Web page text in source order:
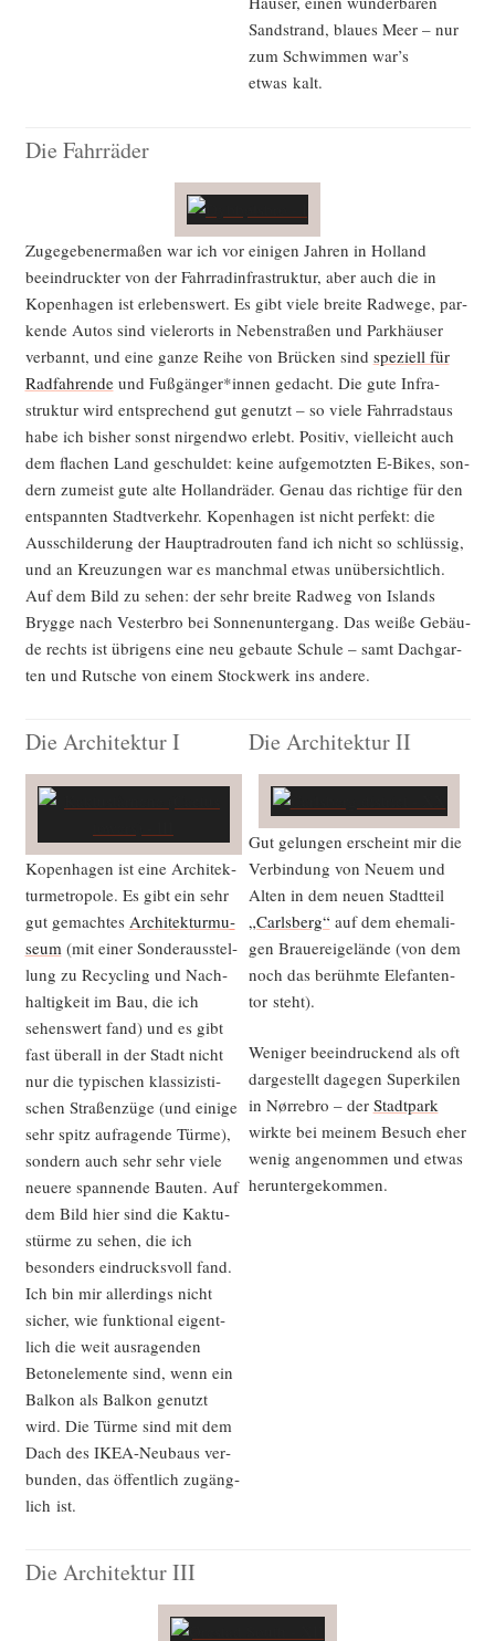
Sand­strand, blau­es Meer – nur
zum Schwim­men war’s
etwas kalt.
Die Fahrräder
Zuge­ge­be­ner­ma­ßen war ich vor eini­gen Jah­ren in Hol­land
beein­druck­ter von der Fahr­rad­in­fra­struk­tur, aber auch die in
Kopen­ha­gen ist erle­bens­wert. Es gibt vie­le brei­te Rad­we­ge, par­
ken­de Autos sind vie­ler­orts in Neben­stra­ßen und Park­häu­ser
ver­bannt, und eine gan­ze Rei­he von Brü­cken sind spe­zi­ell für
Rad­fah­ren­deund Fußgänger*innen gedacht. Die gute Infra­
struk­tur wird ent­spre­chend gut genutzt – so vie­le Fahr­rad­staus
habe ich bis­her sonst nir­gend­wo erlebt. Posi­tiv, viel­leicht auch
dem fla­chen Land geschul­det: kei­ne auf­ge­motz­ten E‑Bikes, son­
dern zumeist gute alte Hol­land­rä­der. Genau das rich­ti­ge für den
ent­spann­ten Stadt­ver­kehr. Kopen­ha­gen ist nicht per­fekt: die
Aus­schil­de­rung der Haupt­rad­rou­ten fand ich nicht so schlüs­sig,
und an Kreu­zun­gen war es manch­mal etwas unüber­sicht­lich.
Auf dem Bild zu sehen: der sehr brei­te Rad­weg von Islands
Bryg­ge nach Ves­ter­bro bei Son­nen­un­ter­gang. Das wei­ße Gebäu­
de rechts ist übri­gens eine neu gebau­te Schu­le – samt Dach­gar­
ten und Rut­sche von einem Stock­werk ins andere.
Die Architektur I
Kopen­ha­gen ist eine Archi­tek­
tur­me­tro­po­le. Es gibt ein sehr
gut gemach­tes Archi­tek­tur­mu­
se­um (mit einer Son­der­aus­stel­
lung zu Recy­cling und Nach­
hal­tig­keit im Bau, die ich
sehens­wert fand) und es gibt
fast über­all in der Stadt nicht
nur die typi­schen klas­si­zis­ti­
schen Stra­ßen­zü­ge (und eini­ge
sehr spitz auf­ra­gen­de Tür­me),
son­dern auch sehr sehr vie­le
neue­re span­nen­de Bau­ten. Auf
dem Bild hier sind die Kak­tu­
stür­me zu sehen, die ich
beson­ders ein­drucks­voll fand.
Ich bin mir aller­dings nicht
sicher, wie funk­tio­nal eigent­
lich die weit aus­ra­gen­den
Beton­ele­men­te sind, wenn ein
Bal­kon als Bal­kon genutzt
wird. Die Tür­me sind mit dem
Dach des IKEA-Neu­baus ver­
bun­den, das öffent­lich zugäng­
lich ist.
Die Architektur II
Gut gelun­gen erscheint mir die
Ver­bin­dung von Neu­em und
Alten in dem neu­en Stadt­teil
„Carls­berg“ auf dem ehe­ma­li­
gen Braue­rei­ge­län­de (von dem
noch das berühm­te Ele­fan­ten­
tor steht).
Weni­ger beein­dru­ckend als oft
dar­ge­stellt dage­gen Superki­len
in Nør­re­b­ro – der Stadt­park
wirk­te bei mei­nem Besuch eher
wenig ange­nom­men und etwas
heruntergekommen.
Die Architektur III